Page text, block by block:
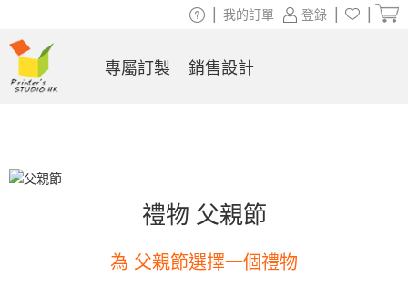
禮物 父親節
為 父親節選擇一個禮物
登錄
我的訂單
專屬訂製 銷售設計